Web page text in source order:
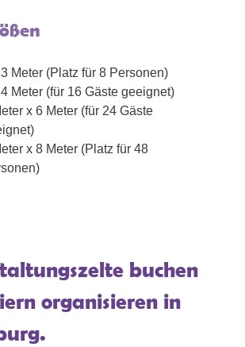
Meter (Platz für 8 Personen)
Meter (für 16 Gäste geeignet)
x 6 Meter (für 24 Gäste
x 8 Meter (Platz für 48
buchen
organisieren in